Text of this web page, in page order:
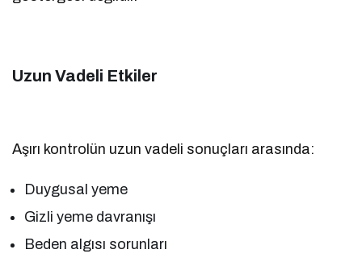
Uzun Vadeli Etkiler
Aşırı kontrolün uzun vadeli sonuçları arasında:
Duygusal yeme
Gizli yeme davranışı
Beden algısı sorunları